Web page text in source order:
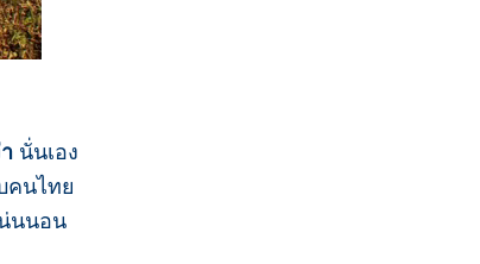
นั่นเอง
คนไทย
นนอน